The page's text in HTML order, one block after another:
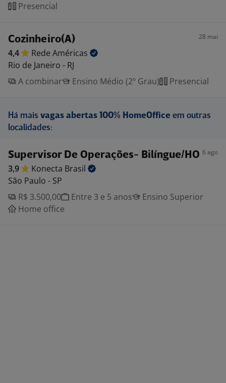
Presencial
Cozinheiro(A) 28 mai
4,4 Rede Américas
Rio de Janeiro - RJ
A combinar
Ensino Médio (2º Grau) Presencial
Há mais vagas abertas 100% HomeOffice em outras
localidades:
Supervisor De Operações- Bilíngue/HO 6 ago
3,9 Konecta Brasil
São Paulo - SP
R$ 3.500,00
Entre 3 e 5 anos
Ensino Superior
Home office